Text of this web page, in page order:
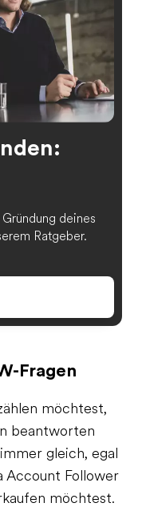
deines
Ratgeber.
Fragen
möchtest,
beantworten
gleich, egal
Account Follower
möchtest.